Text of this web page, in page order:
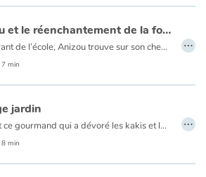
Anizou et le réenchantement de la forêt
En rentrant de l’école, Anizou trouve sur son chemin un livre abandonné par un troll. Page après page, elle nomme les animaux qu’elle découvre, et ceux-ci surgissent aussitôt pour peupler autour d’elle le paysage recouvert par la neige. Ainsi va-t-elle réenchanter la forêt qui cesse alors de lui paraître vide et silencieuse.
min
…
jardin
Quel est ce gourmand qui a dévoré les kakis et les carottes ? Regarde, il a laissé ses empreintes dans la terre. Suis ses traces avec les doigts, cherche et trouve les restes de son repas. Le voici ! Tu l’as vu ? C’est l’écureuil. Suis-le jusqu’à son nid. Tu peux l’aider à faire sa toilette matinale et à enfouir ses provisions dans la terre.
Couleur jardin, une série qui célèbre la biodiversité au jardin sous toutes ses couleurs.
min
…